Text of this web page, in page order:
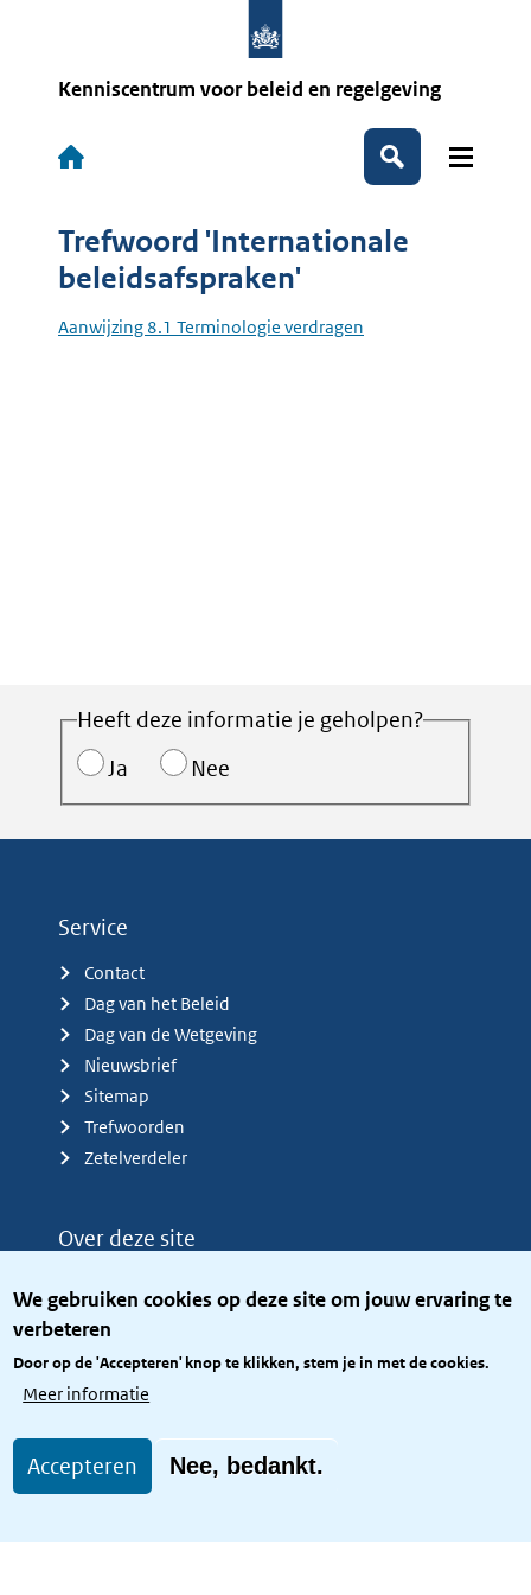
We gebruiken cookies op deze site om jouw ervaring te
verbeteren
Door op de 'Accepteren' knop te klikken, stem je in met de cookies.
Meer informatie
Accepteren Nee, bedankt.
Kenniscentrum voor beleid en regelgeving
Hoofdnavigatie
Zoeken
Trefwoord 'Internationale
beleidsafspraken'
Aanwijzing 8.1 Terminologie verdragen
Heeft deze informatie je geholpen?
Ja
Nee
Service
Contact
Dag van het Beleid
Dag van de Wetgeving
Nieuwsbrief
Sitemap
Trefwoorden
Zetelverdeler
Over deze site
Privacy
Toegang site openbaar
Toegankelijkheid